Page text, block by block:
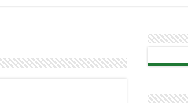
Mở Khóa DeFi và Tích Hợp Cardano